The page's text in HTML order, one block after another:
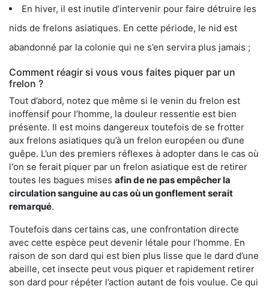
En hiver, il est inutile d’intervenir pour faire détruire les
nids de frelons asiatiques. En cette période, le nid est
abandonné par la colonie qui ne s’en servira plus jamais ;
Comment réagir si vous vous faites piquer par un
frelon ?
Tout d’abord, notez que même si le venin du frelon est
inoffensif pour l’homme, la douleur ressentie est bien
présente. Il est moins dangereux toutefois de se frotter
aux frelons asiatiques qu’à un frelon européen ou d’une
guêpe. L’un des premiers réflexes à adopter dans le cas où
l'on se ferait piquer par un frelon asiatique est de retirer
toutes les bagues mises afin de ne pas empêcher la
circulation sanguine au cas où un gonflement serait
remarqué.
Toutefois dans certains cas, une confrontation directe
avec cette espèce peut devenir létale pour l’homme. En
raison de son dard qui est bien plus lisse que le dard d’une
abeille, cet insecte peut vous piquer et rapidement retirer
son dard pour répéter l’action autant de fois voulue. Ce qui